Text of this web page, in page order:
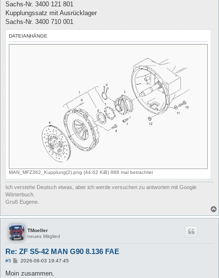
Sachs-Nr. 3400 121 801
Kupplungssatz mit Ausrücklager
Sachs-Nr. 3400 710 001
DATEIANHÄNGE
MAN_MFZ362_Kupplung(2).png (44.62 KiB) 888 mal betrachtet
Ich verstehe Deutsch etwas, aber ich werde versuchen zu antworten mit Google
Wörterbuch.
Gruß Eugene.
TMoeller
neues Mitglied
Re: ZF S5-42 MAN G90 8.136 FAE
#5
B
i
2026-06-03 19:47:45
Moin zusammen,